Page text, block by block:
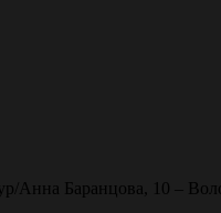
Анна Баранцова, 10 –